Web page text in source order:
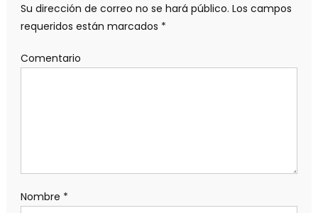
Su dirección de correo no se hará público. Los campos
requeridos están marcados *
Comentario
Nombre *